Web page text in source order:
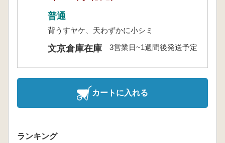
普通
背うすヤケ、天わずかに小シミ
文京倉庫在庫 3営業日~1週間後発送予定
カートに入れる
ランキング